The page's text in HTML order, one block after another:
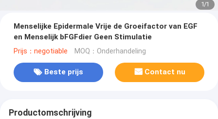
1/1
Menselijke Epidermale Vrije de Groeifactor van EGF
en Menselijk bFGFdier Geen Stimulatie
Prijs：negotiable MOQ：Onderhandeling
Beste prijs Contact nu
Productomschrijving